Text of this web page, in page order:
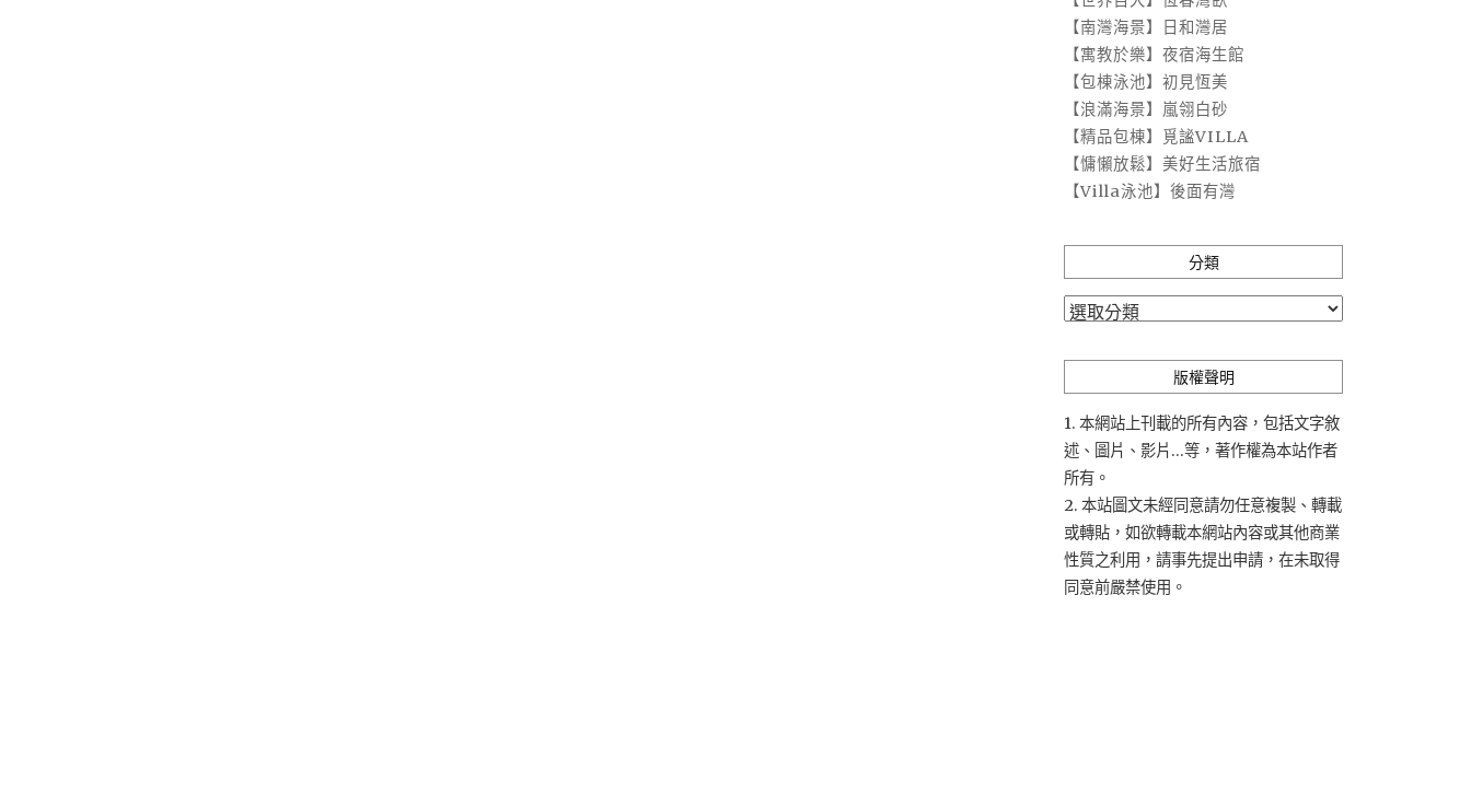
【南灣海景】日和灣居
【寓教於樂】夜宿海生館
【包棟泳池】初見恆美
【浪滿海景】嵐翎白砂
【精品包棟】覓謐VILLA
【慵懶放鬆】美好生活旅宿
【Villa泳池】後面有灣
分類
分
版權聲明
1. 本網站上刊載的所有內容，包括文字敘
述、圖片、影片...等，著作權為本站作者
所有。
2. 本站圖文未經同意請勿任意複製、轉載
或轉貼，如欲轉載本網站內容或其他商業
性質之利用，請事先提出申請，在未取得
同意前嚴禁使用。